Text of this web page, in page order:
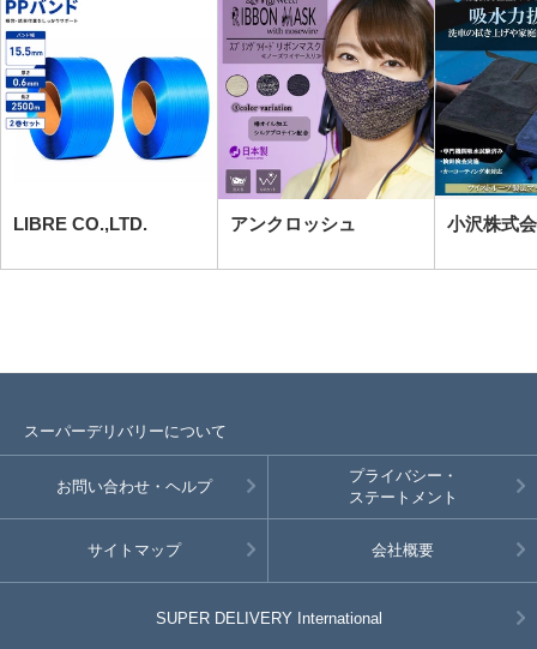
LIBRE CO.,LTD. アンクロッシュ 小沢株式
スーパーデリバリーについて
お問い合わせ・ヘルプ
プライバシー・
ステートメント
サイトマップ 会社概要
SUPER DELIVERY International